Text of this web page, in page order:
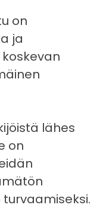
on
ja
lähes
on